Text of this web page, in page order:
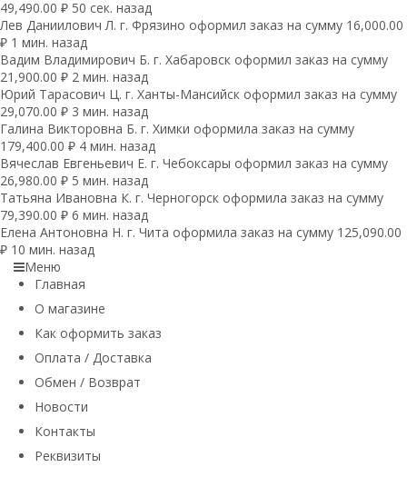
49,490.00 ₽ 50 сек. назад
Лев Даниилович Л. г. Фрязино оформил заказ на сумму 16,000.00
₽ 1 мин. назад
Вадим Владимирович Б. г. Хабаровск оформил заказ на сумму
21,900.00 ₽ 2 мин. назад
Юрий Тарасович Ц. г. Ханты-Мансийск оформил заказ на сумму
29,070.00 ₽ 3 мин. назад
Галина Викторовна Б. г. Химки оформила заказ на сумму
179,400.00 ₽ 4 мин. назад
Вячеслав Евгеньевич Е. г. Чебоксары оформил заказ на сумму
26,980.00 ₽ 5 мин. назад
Татьяна Ивановна К. г. Черногорск оформила заказ на сумму
79,390.00 ₽ 6 мин. назад
Елена Антоновна Н. г. Чита оформила заказ на сумму 125,090.00
₽ 10 мин. назад
Меню
Главная
О магазине
Как оформить заказ
Оплата / Доставка
Обмен / Возврат
Новости
Контакты
Реквизиты